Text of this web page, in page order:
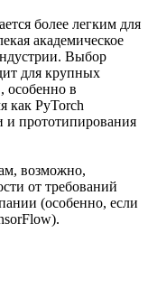
более легким для
академическое
Выбор
для крупных
особенно в
как PyTorch
и прототипирования
возможно,
от требований
(особенно, если